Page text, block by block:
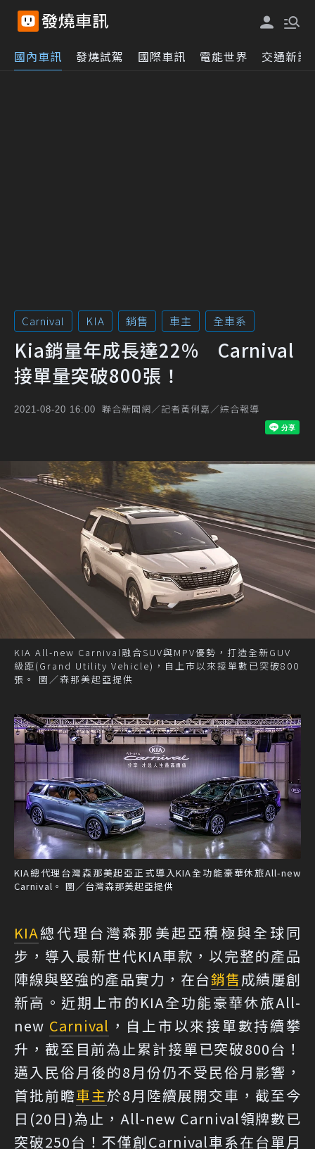
國內車訊 發燒試駕 國際車訊 電能世界 交通新訊
Carnival KIA 銷售 車主 全車系
Kia銷量年成長達22% Carnival
接單量突破800張！
2021-08-20 16:00 聯合新聞網／記者黃俐嘉／綜合報導
KIA All-new Carnival融合SUV與MPV優勢，打造全新GUV
級距(Grand Utility Vehicle)，自上市以來接單數已突破800
張。 圖／森那美起亞提供
KIA總代理台灣森那美起亞正式導入KIA全功能豪華休旅All-new
Carnival。 圖／台灣森那美起亞提供
KIA總代理台灣森那美起亞積極與全球同
步，導入最新世代KIA車款，以完整的產品
陣線與堅強的產品實力，在台銷售成績屢創
新高。近期上市的KIA全功能豪華休旅All-
new Carnival ，自上市以來接單數持續攀
升，截至目前為止累計接單已突破800台！
邁入民俗月後的8月份仍不受民俗月影響，
首批前瞻車主於8月陸續展開交車，截至今
日(20日)為止，All-new Carnival領牌數已
突破250台！不僅創Carnival車系在台單月